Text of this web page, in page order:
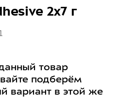
2x7 г
товар
подберём
вариант в этой же